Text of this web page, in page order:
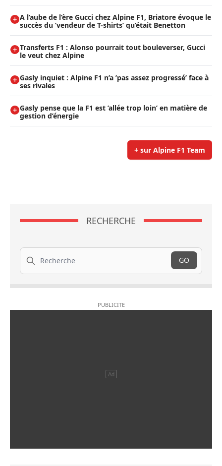
A l’aube de l’ère Gucci chez Alpine F1, Briatore évoque le
succès du ’vendeur de T-shirts’ qu’était Benetton
Transferts F1 : Alonso pourrait tout bouleverser, Gucci
le veut chez Alpine
Gasly inquiet : Alpine F1 n’a ’pas assez progressé’ face à
ses rivales
Gasly pense que la F1 est ’allée trop loin’ en matière de
gestion d’énergie
+ sur Alpine F1 Team
RECHERCHE
Recherche
GO